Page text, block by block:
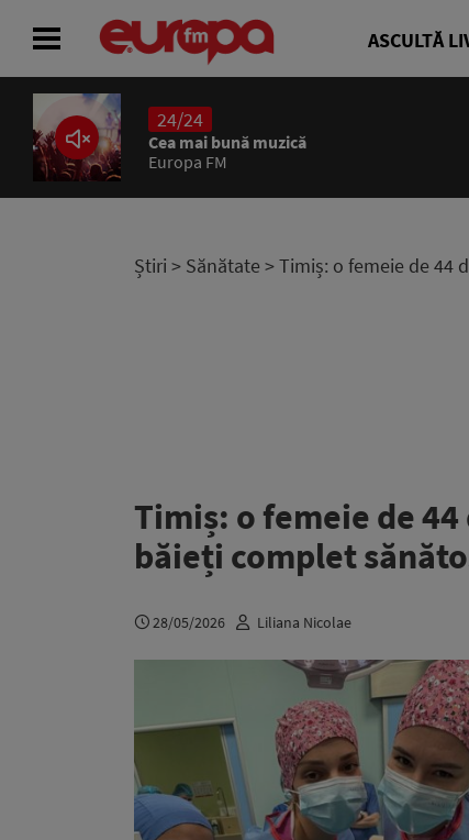
ASCULTĂ
24/24
Cea mai bună muzică
Europa FM
Știri > Sănătate > Timiș: o femeie de 44
Timiș: o femeie de
băieți complet
28/05/2026 Liliana Nicolae
ACASĂ
ȘTIRI